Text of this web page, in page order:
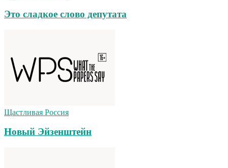
Это сладкое слово депутата
Щастливая Россия
Новый Эйзенштейн